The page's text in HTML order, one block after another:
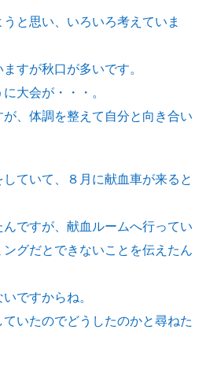
と思い、いろいろ考えていま
すが秋口が多いです。
大会が・・・。
、体調を整えて自分と向き合い
ていて、８月に献血車が来ると
ですが、献血ルームへ行ってい
グだとできないことを伝えたん
ですからね。
いたのでどうしたのかと尋ねた